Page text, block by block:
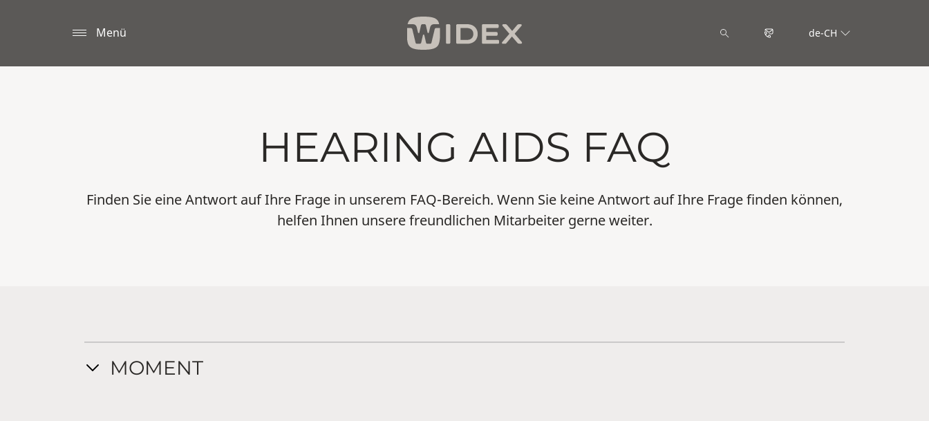
Menü de-CH
HEARING AIDS FAQ
Finden Sie eine Antwort auf Ihre Frage in unserem FAQ-Bereich. Wenn Sie keine Antwort auf Ihre Frage finden können,
helfen Ihnen unsere freundlichen Mitarbeiter gerne weiter.
MOMENT